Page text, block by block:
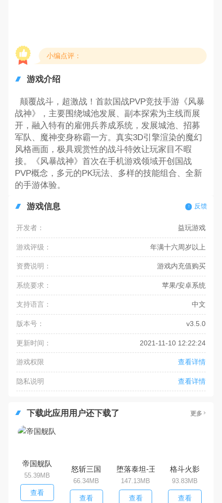
小编点评：
游戏介绍
颠覆战斗，超激战！首款国战PVP竞技手游《风暴
战神》，主要围绕城池发展、副本探索为主线而展
开，融入特有的雇佣兵养成系统，发展城池、招募
军队、魔神变身称霸一方。真实3D引擎渲染的魔幻
风格画面，极具观赏性的战斗特效让玩家目不暇
接。《风暴战神》首次在手机游戏领域开创国战
PVP概念，多元的PK玩法、多样的技能组合、全新
的手游体验。
游戏信息 反馈
开发者： 益玩游戏
游戏评级： 年满十六周岁以上
资费说明： 游戏内充值购买
系统要求： 苹果/安卓系统
支持语言： 中文
版本号： v3.5.0
更新时间： 2021-11-10 12:22:24
游戏权限 查看详情
隐私说明 查看详情
下载此应用用户还下载了 更多
帝国舰队
55.39MB
查看
怒斩三国
66.34MB
查看
堕落泰坦-王者归来
147.13MB
查看
格斗火影
93.83MB
查看